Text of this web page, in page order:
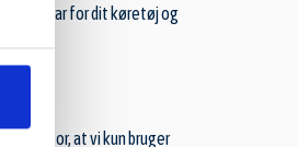
ansvar for dit køretøj og
for, at vi kun bruger